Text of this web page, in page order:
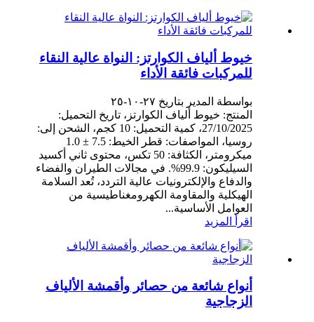
خيوط ألياف الكوارتز: النواة عالية النقاء
للمركبات فائقة الأداء
بواسطة المدير بتاريخ ٢٧-١٠-٢٥
المنتج: خيوط ألياف الكوارتز، تاريخ التحميل:
27/10/2025، كمية التحميل: 10 كجم، الشحن إلى:
روسيا، المواصفات: قطر الخيط: 7.5 ± 1.0
ميكرومتر، الكثافة: 50 تكس، محتوى ثاني أكسيد
السيليكون: 99.9%. في مجالات الطيران والفضاء
والدفاع والإلكترونيات عالية التردد، تُعد السلامة
الهيكلية والمقاومة الكهرومغناطيسية من
العوامل الأساسية...
اقرأ المزيد
أنواع شائعة من حصائر وأقمشة الألياف
الزجاجية